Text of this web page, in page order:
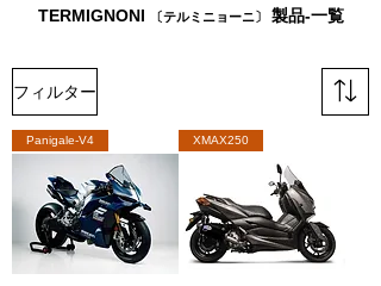
TERMIGNONI 〔テルミニョーニ〕 製品-一覧
フィルター
Panigale-V4 XMAX250